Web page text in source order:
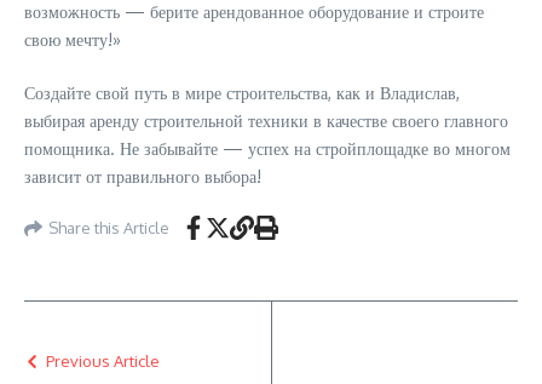
возможность — берите арендованное оборудование и строите
свою мечту!»
Создайте свой путь в мире строительства, как и Владислав,
выбирая аренду строительной техники в качестве своего главного
помощника. Не забывайте — успех на стройплощадке во многом
зависит от правильного выбора!
Share this Article
Previous Article